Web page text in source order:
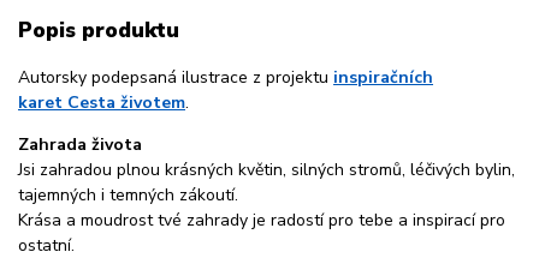
Popis produktu
Autorsky podepsaná ilustrace z projektu inspiračních
karet Cesta životem.
Zahrada života
Jsi zahradou plnou krásných květin, silných stromů, léčivých bylin,
tajemných i temných zákoutí.
Krása a moudrost tvé zahrady je radostí pro tebe a inspirací pro
ostatní.